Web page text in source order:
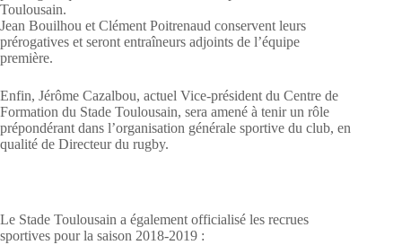
Toulousain.
Jean Bouilhou et Clément Poitrenaud conservent leurs
prérogatives et seront entraîneurs adjoints de l’équipe
première.
Enfin, Jérôme Cazalbou, actuel Vice-président du Centre de
Formation du Stade Toulousain, sera amené à tenir un rôle
prépondérant dans l’organisation générale sportive du club, en
qualité de Directeur du rugby.
Le Stade Toulousain a également officialisé les recrues
sportives pour la saison 2018-2019 :